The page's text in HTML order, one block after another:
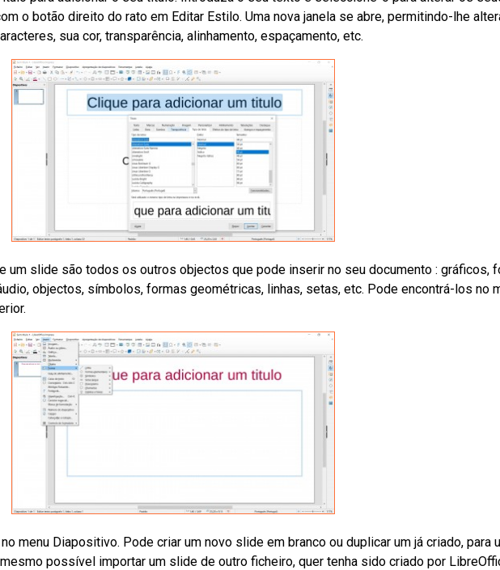
o botão direito do rato em Editar Estilo. Uma nova janela se abre, permitindo-lhe
sua cor, transparência, alinhamento, espaçamento, etc.
um slide são todos os outros objectos que pode inserir no seu documento : gráficos,
objectos, símbolos, formas geométricas, linhas, setas, etc. Pode encontrá-los no
menu Diapositivo. Pode criar um novo slide em branco ou duplicar um já criado, para
possível importar um slide de outro ficheiro, quer tenha sido criado por